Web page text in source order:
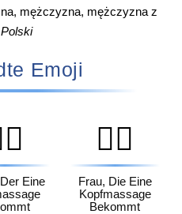
mężczyzna, mężczyzna z
Polski
Emoji
Eine
💆‍♀️
Frau, Die Eine
Kopfmassage
Bekommt